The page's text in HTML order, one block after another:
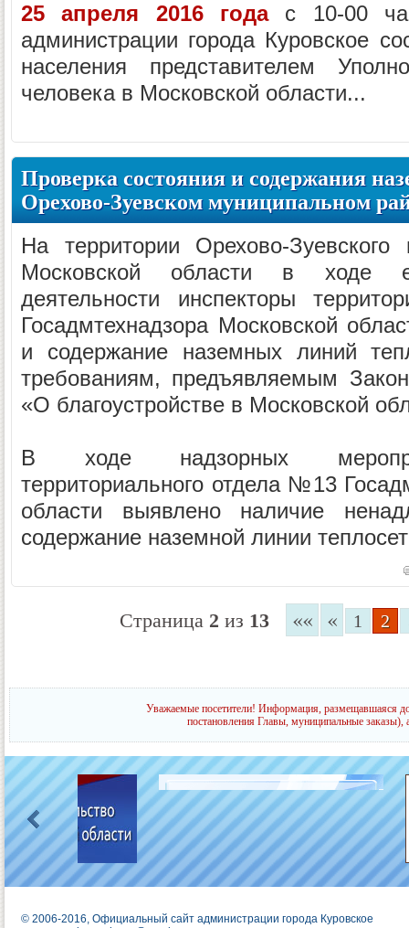
25 апреля 2016 годас 10-00
администрации города Куровское
населения представителем
человека в Московской области...
Проверка состояния и содержания
Орехово-Зуевском муниципальном
На территории Орехово-Зуевского
Московской области в ходе
деятельности инспекторы
Госадмтехнадзора Московской
и содержание наземных линий
требованиям, предъявляемым
«О благоустройстве в Московской
В ходе надзорных
территориального отдела №13
области выявлено наличие
содержание наземной линии
Страница 2 из 13 «« « 1 2
Уважаемые посетители! Информация, размещавшаяся
постановления Главы, муниципальные заказы),
© 2006-2016, Официальный сайт администрации города Куровское